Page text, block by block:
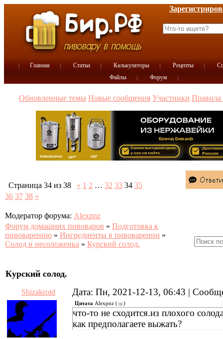
Главная Статьи Калькуляторы Рецепты
Файлы
Форум
Обновленные темы Новые сообщения Участники Правила
Страница 34 из 38 « 1 2 … 32 33 34 35
36 37 38 »
Модератор форума: Alexpnz
Форум домашних пивоваров » Подготовка к
пивоварению » Ингредиенты в пивоварении »
Солод и несоложенка » Курский солод.
Курский солод.
Shizakroid Дата: Пн, 2021-12-13, 06:43 |
Цитата Alexpnz ( )
что-то не сходится.из плохого
как предполагаете выжать?